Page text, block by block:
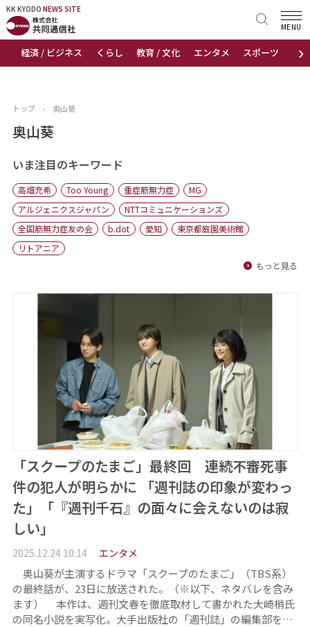
KK KYODO NEWS SITE
›
経済 / ビジネス くらし 教育 / 文化 エンタメ スポーツ 地域
MENU
KK KYODONEWS SITE
トップページ
ニュース
おすすめコンテンツ
出版物
会社概要
トップ › 奥山葵
奥山葵
いま注目のキーワード
高畑充希 Too Young 重症筋無力症
MG
アルジェニクスジャパン
NTTコミュニケーションズ
全国筋無力症友の会
b.dot 愛知
東京都庭園美術館
リトアニア
もっと見る
「スクープのたまご」最終回 連続不審死事
件の犯人が明らかに 「週刊誌の印象が変わっ
た」「『週刊千石』の面々に会えないのは寂
しい」
2025.12.24 10:14 エンタメ
奥山葵が主演するドラマ「スクープのたまご」（TBS系）
の最終話が、23日に放送された。（※以下、ネタバレを含み
ます） 本作は、週刊文春を徹底取材して書かれた大崎梢氏
の同名小説を実写化。大手出版社の「週刊誌」の編集部を…